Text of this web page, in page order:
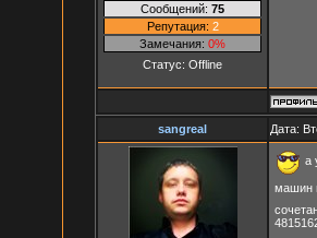
Сообщений: 75
Репутация: 2
Замечания: 0%
Статус: Offline
sangreal Дата:
а
машин